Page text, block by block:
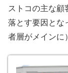
ストコの主な顧
落とす要因とな
者層がメインに）